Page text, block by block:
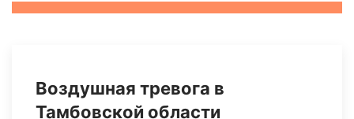
Воздушная тревога в
Тамбовской области